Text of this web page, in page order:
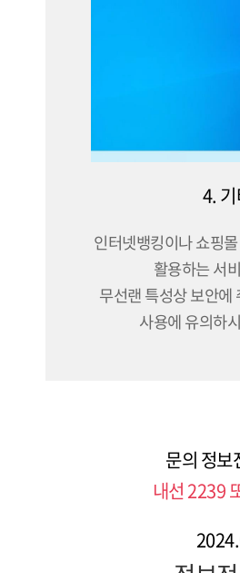
4.
인터넷뱅킹이나 쇼핑
활용하는 서
무선랜 특성상 보안에
사용에 유의하
문의 정보
내선 2239